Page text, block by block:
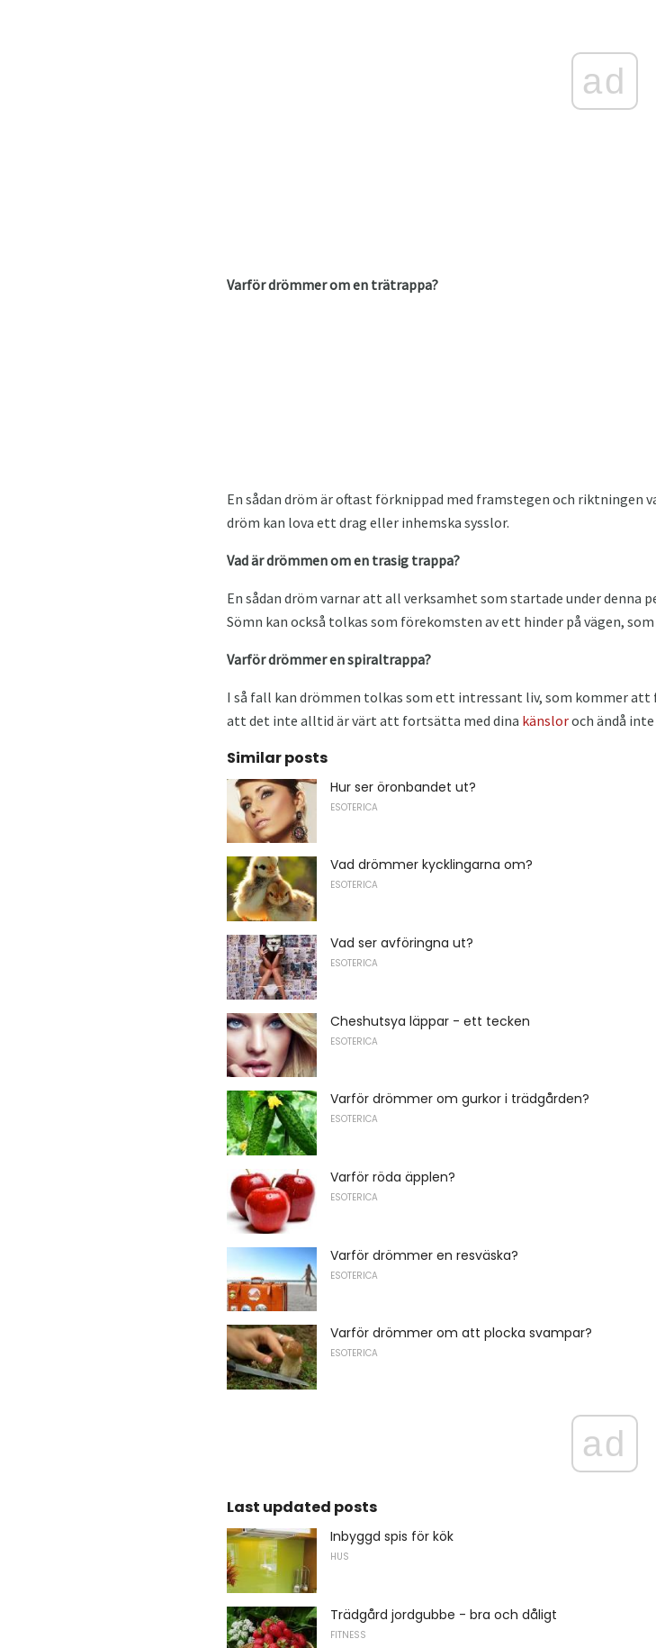
ad
Varför drömmer om en trätrappa?
En sådan dröm är oftast förknippad med framstegen och riktningen
dröm kan lova ett drag eller inhemska sysslor.
Vad är drömmen om en trasig trappa?
En sådan dröm varnar att all verksamhet som startade under
Sömn kan också tolkas som förekomsten av ett hinder på vägen, som
Varför drömmer en spiraltrappa?
I så fall kan drömmen tolkas som ett intressant liv, som kommer att
att det inte alltid är värt att fortsätta med dina känsloroch ändå
Similar posts
Hur ser öronbandet ut?
ESOTERICA
Vad drömmer kycklingarna om?
ESOTERICA
Vad ser avföringna ut?
ESOTERICA
Cheshutsya läppar - ett tecken
ESOTERICA
Varför drömmer om gurkor i trädgården?
ESOTERICA
Varför röda äpplen?
ESOTERICA
Varför drömmer en resväska?
ESOTERICA
Varför drömmer om att plocka svampar?
ESOTERICA
ad
Last updated posts
Inbyggd spis för kök
HUS
Trädgård jordgubbe - bra och dåligt
FITNESS